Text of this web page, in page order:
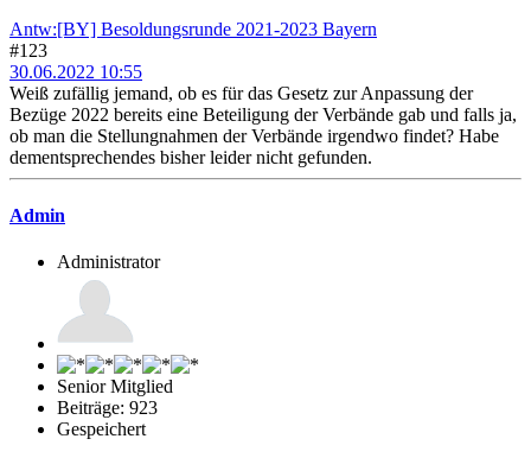
Antw:[BY] Besoldungsrunde 2021-2023 Bayern
#123
30.06.2022 10:55
Weiß zufällig jemand, ob es für das Gesetz zur Anpassung der
Bezüge 2022 bereits eine Beteiligung der Verbände gab und falls ja,
ob man die Stellungnahmen der Verbände irgendwo findet? Habe
dementsprechendes bisher leider nicht gefunden.
Admin
Administrator
Senior Mitglied
Beiträge: 923
Gespeichert